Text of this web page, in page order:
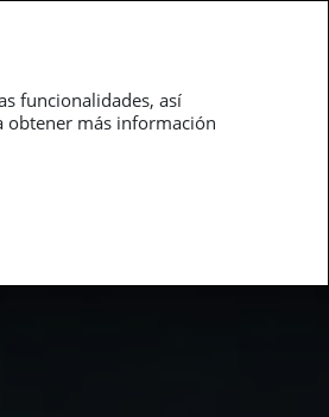
funcionalidades, así
obtener más información